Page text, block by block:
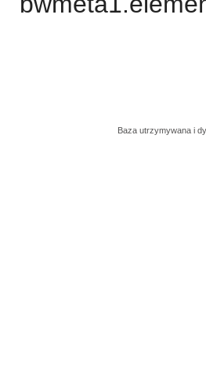
Baza utrzymywana i